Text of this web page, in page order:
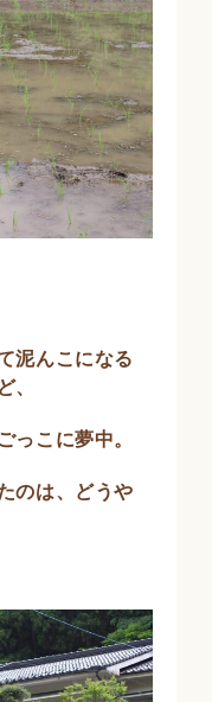
泥んこになる
こに夢中。
のは、どうや